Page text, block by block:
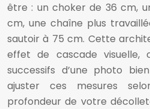
être : un choker de 36 cm,
cm, une chaîne plus
sautoir à 75 cm. Cette
effet de cascade visuelle,
successifs d’une photo
ajuster ces mesures
profondeur de votre